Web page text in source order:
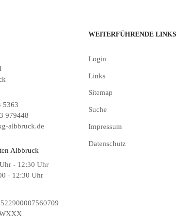
5363
979448
albbruck.de
Albbruck
- 12:30 Uhr
- 12:30 Uhr
WEITERFÜHRENDE LINKS
Login
Links
Sitemap
Suche
Impressum
Datenschutz